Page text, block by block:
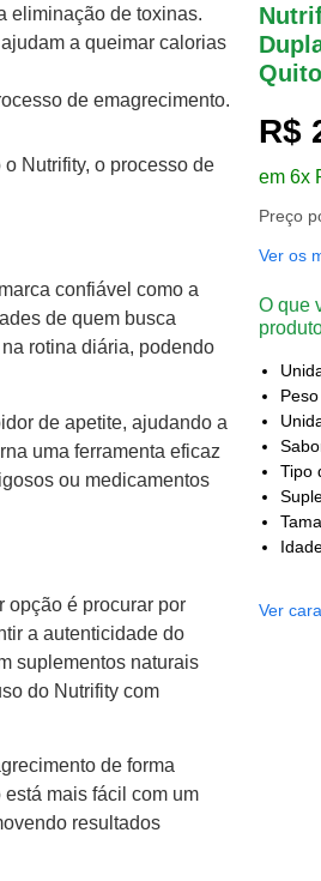
eliminação de toxinas.
a queimar calorias
de emagrecimento.
o Nutrifity, o processo de
confiável como a
de quem busca
rotina diária, podendo
de apetite, ajudando a
uma ferramenta eficaz
ou medicamentos
opção é procurar por
a autenticidade do
suplementos naturais
do Nutrifity com
de forma
mais fácil com um
resultados
R$
em 6x
Preço
Ver os
O que
Tipo
Ver